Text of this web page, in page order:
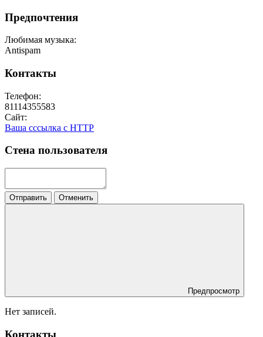
Предпочтения
Любимая музыка:
Antispam
Контакты
Телефон:
81114355583
Сайт:
Ваша сссылка с HTTP
Стена пользователя
Отправить Отменить
Предпросмотр
Нет записей.
Контакты